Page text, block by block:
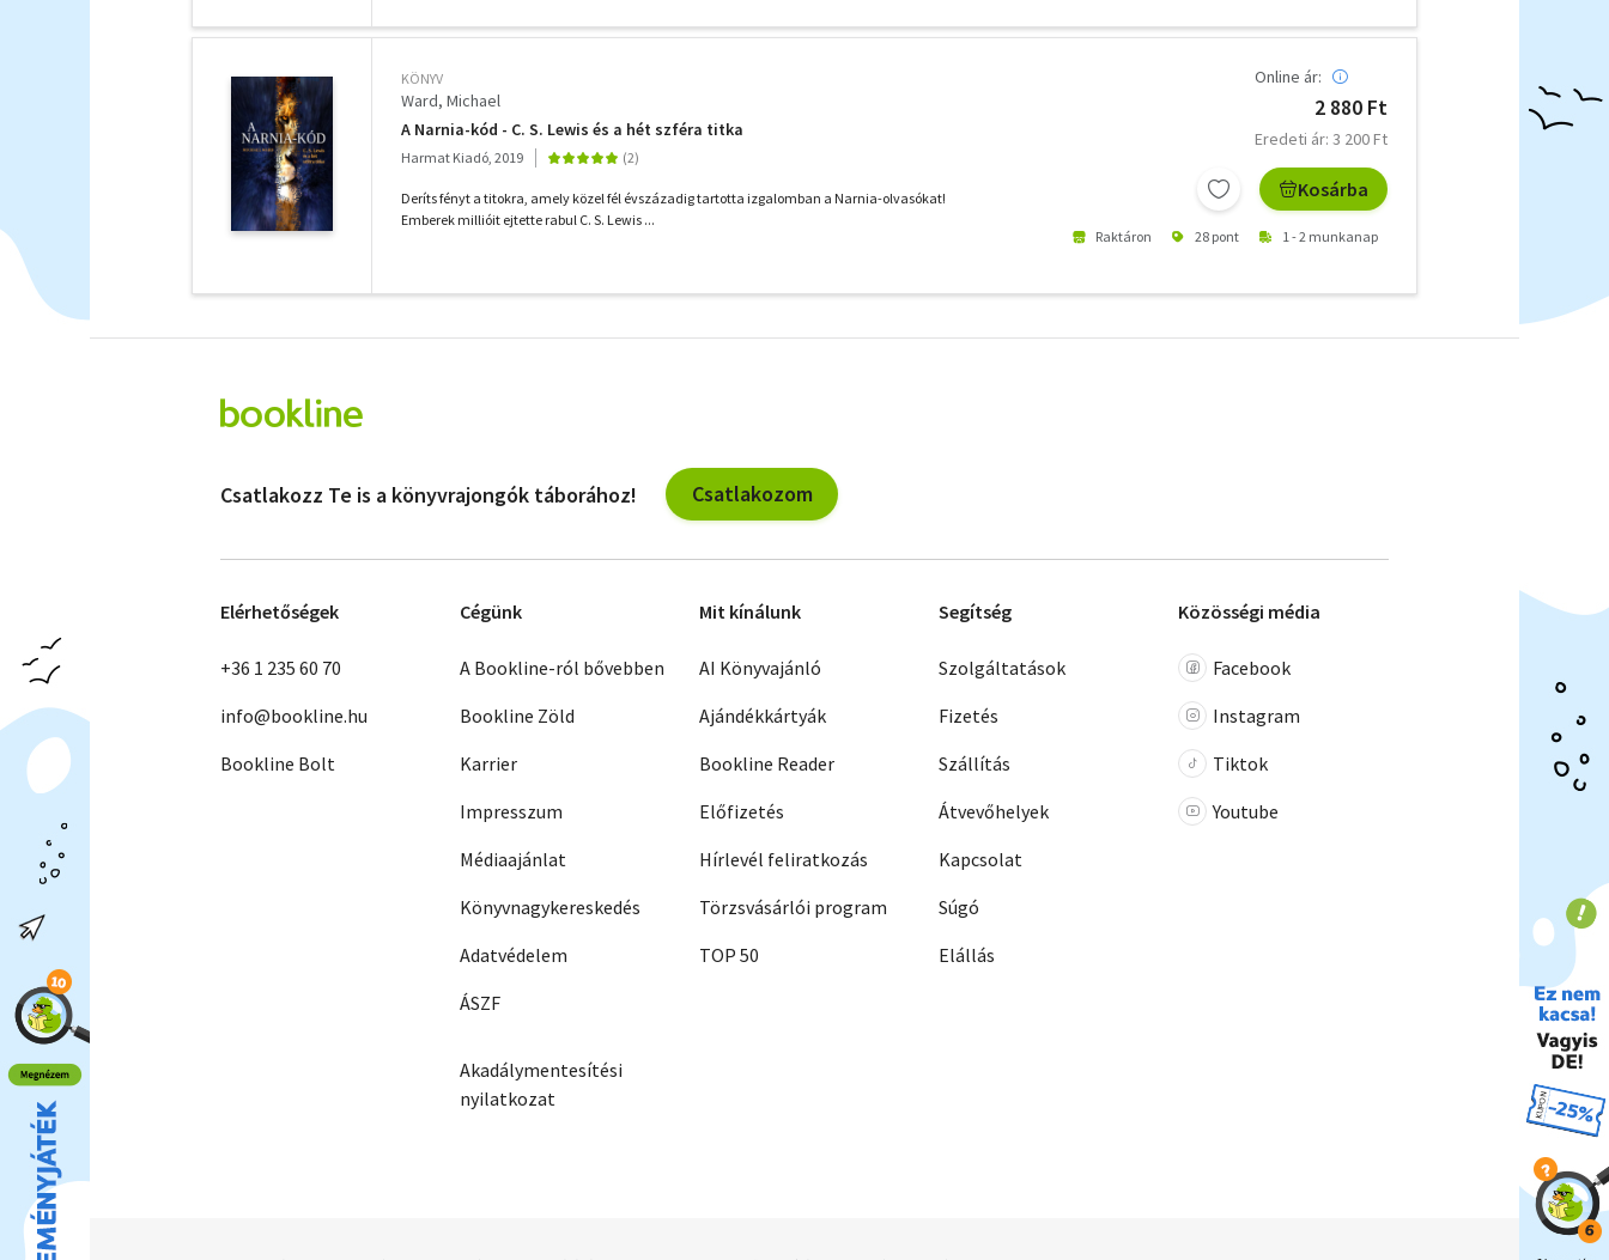
KÖNYV
Ward, Michael
A Narnia-kód - C. S. Lewis és a hét szféra titka
Harmat Kiadó, 2019
Deríts fényt a titokra, amely közel fél évszázadig tartotta izgalomban a Narnia-olvasókat!
Emberek millióit ejtette rabul C. S. Lewis ...
Online ár:
2 880 Ft
Eredeti ár: 3 200 Ft
Kosárba
Raktáron 28 pont 1 - 2 munkanap
szűrők
Csatlakozz Te is a könyvrajongók táborához! Csatlakozom
Elérhetőségek
+36 1 235 60 70
info@bookline.hu
Bookline Bolt
Cégünk
A Bookline-ról bővebben
Bookline Zöld
Karrier
Impresszum
Médiaajánlat
Könyvnagykereskedés
Adatvédelem
ÁSZF
Akadálymentesítési
nyilatkozat
Mit kínálunk
AI Könyvajánló
Ajándékkártyák
Bookline Reader
Előfizetés
Hírlevél feliratkozás
Törzsvásárlói program
TOP 50
Segítség
Szolgáltatások
Fizetés
Szállítás
Átvevőhelyek
Kapcsolat
Súgó
Elállás
Közösségi média
Facebook
Instagram
Tiktok
Youtube